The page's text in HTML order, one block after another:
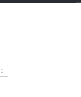
0